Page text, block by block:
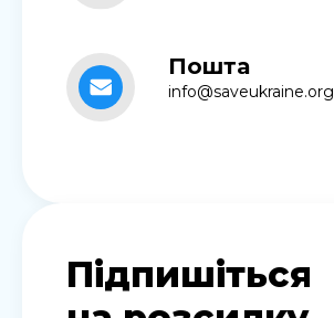
Пошта
info@saveukraine.org
Підпишіться